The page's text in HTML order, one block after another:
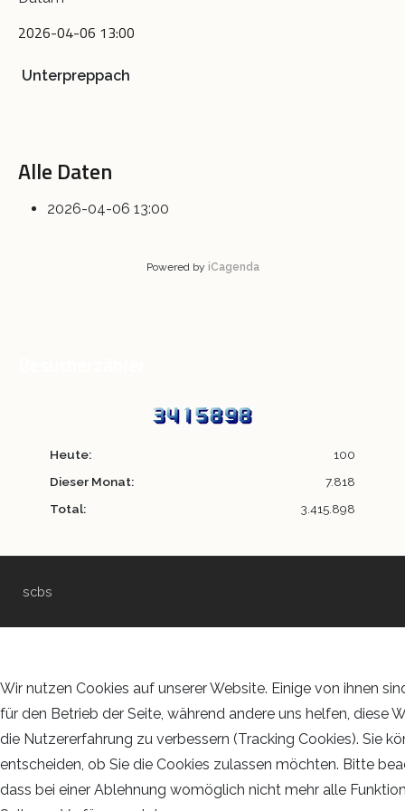
2026-04-06 13:00
Unterpreppach
Alle Daten
2026-04-06 13:00
Powered by iCagenda
Heute:
100
Dieser Monat:
7.818
Total:
3.415.898
scbs
Wir nutzen Cookies auf unserer Website. Einige von ihnen
für den Betrieb der Seite, während andere uns helfen, diese
die Nutzererfahrung zu verbessern (Tracking Cookies). Sie
entscheiden, ob Sie die Cookies zulassen möchten. Bitte
dass bei einer Ablehnung womöglich nicht mehr alle